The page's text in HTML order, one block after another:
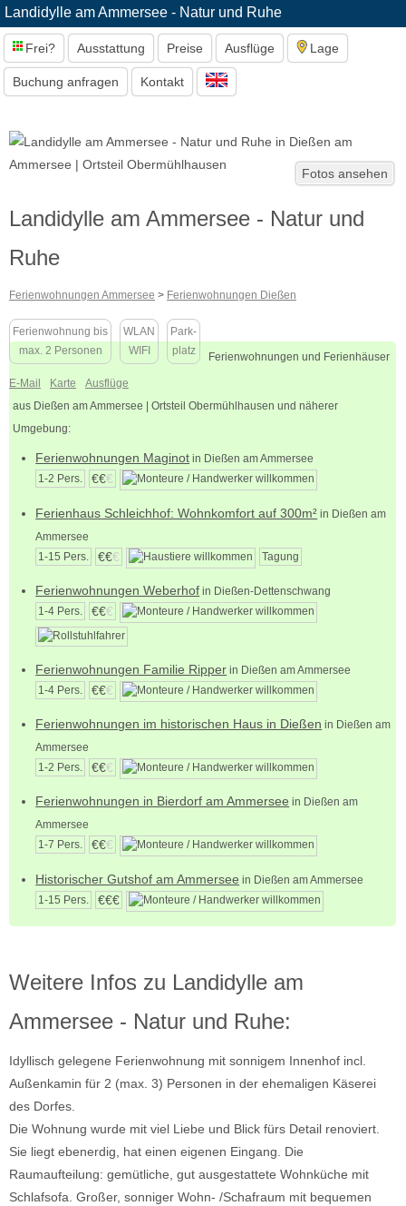
Landidylle am Ammersee - Natur und Ruhe
Frei? Ausstattung Preise Ausflüge Lage
Buchung anfragen Kontakt
Fotos ansehen
Landidylle am Ammersee - Natur und
Ruhe
Ferienwohnungen Ammersee > Ferienwohnungen Dießen
Ferienwohnung bis
max. 2 Personen
WLAN
WIFI
Park-
platz
E-Mail Karte Ausflüge
Ferienwohnungen und Ferienhäuser
aus Dießen am Ammersee | Ortsteil Obermühlhausen und näherer
Umgebung:
Ferienwohnungen Maginot in Dießen am Ammersee
1-2 Pers.
€€€
Ferienhaus Schleichhof: Wohnkomfort auf 300m² in Dießen am
Ammersee
1-15 Pers.
€€€ Tagung
Ferienwohnungen Weberhof in Dießen-Dettenschwang
1-4 Pers.
€€€
Ferienwohnungen Familie Ripper in Dießen am Ammersee
1-4 Pers.
€€€
Ferienwohnungen im historischen Haus in Dießen in Dießen am
Ammersee
1-2 Pers.
€€€
Ferienwohnungen in Bierdorf am Ammersee in Dießen am
Ammersee
1-7 Pers.
€€€
Historischer Gutshof am Ammersee in Dießen am Ammersee
1-15 Pers.
€€€
Weitere Infos zu Landidylle am
Ammersee - Natur und Ruhe:
Idyllisch gelegene Ferienwohnung mit sonnigem Innenhof incl.
Außenkamin für 2 (max. 3) Personen in der ehemaligen Käserei
des Dorfes.
Die Wohnung wurde mit viel Liebe und Blick fürs Detail renoviert.
Sie liegt ebenerdig, hat einen eigenen Eingang. Die
Raumaufteilung: gemütliche, gut ausgestattete Wohnküche mit
Schlafsofa. Großer, sonniger Wohn- /Schafraum mit bequemen